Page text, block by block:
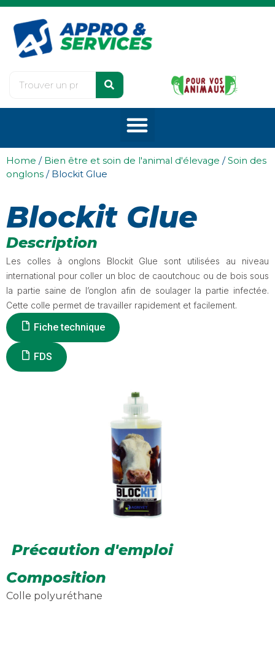
Home / Bien être et soin de l'animal d'élevage /Soin des
onglons / Blockit Glue
Blockit Glue
Description
Les colles à onglons Blockit Glue sont utilisées au niveau
international pour coller un bloc de caoutchouc ou de bois sous
la partie saine de l’onglon afin de soulager la partie infectée.
Cette colle permet de travailler rapidement et facilement.
Fiche technique
FDS
Précaution d'emploi
Composition
Colle polyuréthane